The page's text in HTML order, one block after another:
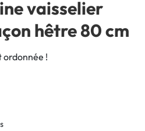
vaisselier
hêtre 80 cm
ordonnée !